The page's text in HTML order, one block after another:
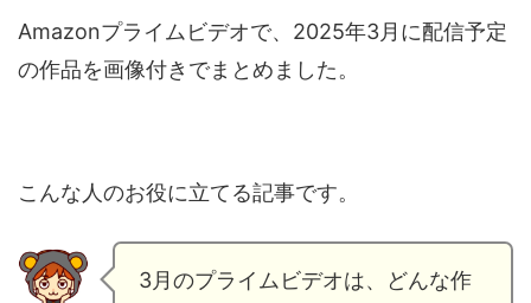
Amazonプライムビデオで、2025年3月に配信予定
の作品を画像付きでまとめました。
こんな人のお役に立てる記事です。
3月のプライムビデオは、どんな作